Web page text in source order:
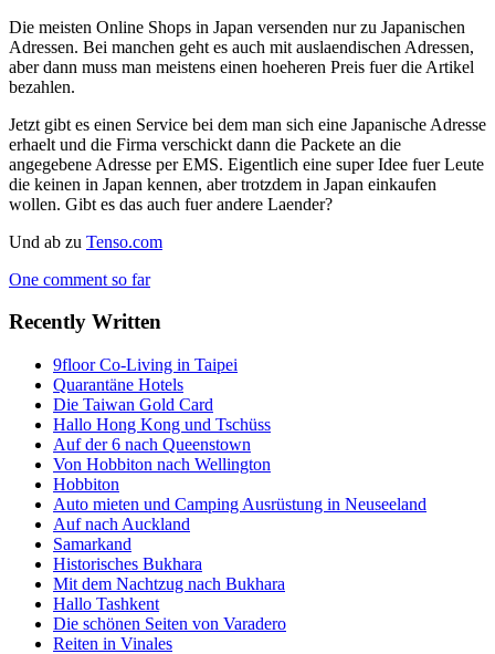
Die meisten Online Shops in Japan versenden nur zu Japanischen
Adressen. Bei manchen geht es auch mit auslaendischen Adressen,
aber dann muss man meistens einen hoeheren Preis fuer die Artikel
bezahlen.
Jetzt gibt es einen Service bei dem man sich eine Japanische Adresse
erhaelt und die Firma verschickt dann die Packete an die
angegebene Adresse per EMS. Eigentlich eine super Idee fuer Leute
die keinen in Japan kennen, aber trotzdem in Japan einkaufen
wollen. Gibt es das auch fuer andere Laender?
Und ab zu Tenso.com
One comment so far
Recently Written
9floor Co-Living in Taipei
Quarantäne Hotels
Die Taiwan Gold Card
Hallo Hong Kong und Tschüss
Auf der 6 nach Queenstown
Von Hobbiton nach Wellington
Hobbiton
Auto mieten und Camping Ausrüstung in Neuseeland
Auf nach Auckland
Samarkand
Historisches Bukhara
Mit dem Nachtzug nach Bukhara
Hallo Tashkent
Die schönen Seiten von Varadero
Reiten in Vinales